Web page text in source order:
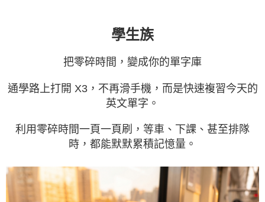
學生族
把零碎時間，變成你的單字庫
通學路上打開 X3，不再滑手機，而是快速複習今天的
英文單字。
利用零碎時間一頁一頁刷，等車、下課、甚至排隊
時，都能默默累積記憶量。